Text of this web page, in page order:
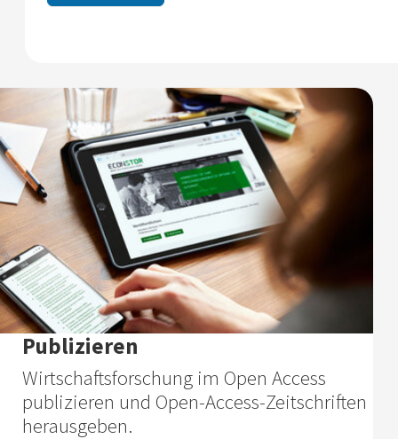
Publizieren
Wirtschaftsforschung im Open Access
publizieren und Open-Access-Zeitschriften
herausgeben.